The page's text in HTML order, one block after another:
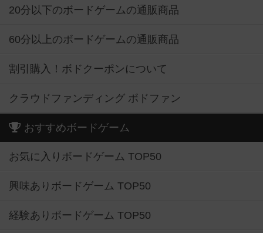
20分以下のボードゲームの通販商品
60分以上のボードゲームの通販商品
割引購入！ボドクーポンについて
クラウドファンディング ボドファン
おすすめボードゲーム
お気に入りボードゲーム TOP50
興味ありボードゲーム TOP50
経験ありボードゲーム TOP50